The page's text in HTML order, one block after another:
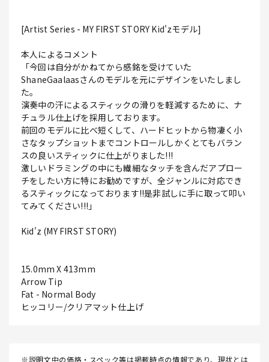
[Artist Series - MY FIRST STORY Kid'zモデル]
本人によるコメント
「今回は自分がかねてから感銘を受けていた
ShaneGaalaasさんのモデルを元にデザインをいたしまし
た。
演奏中の汗によるスティックの滑りを軽減するために、ナ
チュラル仕上げを採用しております。
前回のモデルに比べ短くして、ハードヒットから物凄く小
さなタップショットまでコントロールしかくとてもバラン
スの良いスティックに仕上がりました!!!
激しいドラミングの中にも繊細なタッチを含んだアプロー
チをしたい方に特にお勧めですが、全ジャンルに対応でき
るスティックになっております!!是非試しに手に取って叩い
てみてください!!!」
Kid'z (MY FIRST STORY)
15.0mm X 413mm
Arrow Tip
Fat - Normal Body
ヒッコリー/クリアマット仕上げ
※説明文中の価格・スペック等は掲載時点の情報であり、現状とは